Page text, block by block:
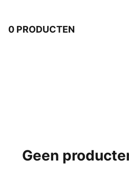
0 PRODUCTEN
Geen